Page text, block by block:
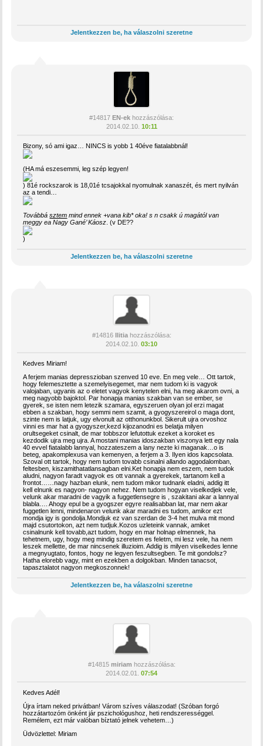
Jelentkezzen be, ha válaszolni szeretne
#14817 EN-ek hozzászólása:
2014.02.10. 10:11
Bizony, só ami igaz… NINCS is yobb 1 40éve fiatalabbnál!
(HA má eszesemmi, leg szép legyen!
) 81é rockszarok is 18,01é tcsajokkal nyomulnak xanaszét, és mert nyilván
az a tendi…
Továbbásztem mind ennek +vana kib* oka! s n csakk ú magától van
meggy ea Nagy Gané’ Káosz . (v DE??
)
Jelentkezzen be, ha válaszolni szeretne
#14816 Ilitiahozzászólása:
2014.02.10. 03:10
Kedves Miriam!
A ferjem manias depresszioban szenved 10 eve. En meg vele… Ott tartok,
hogy felemesztette a szemelyisegemet, mar nem tudom ki is vagyok
valojaban, ugyanis az o eletet vagyok kenytelen elni, ha meg akarom ovni, a
meg nagyobb bajoktol. Par honapja manias szakban van se ember, se
gyerek, se isten nem letezik szamara, egyszeruen olyan jol erzi magat
ebben a szakban, hogy semmi nem szamit, a gyogyszereirol o maga dont,
szinte nem is latjuk, ugy elvonult az otthonunkbol. Sikerult ujra orvoshoz
vinni es mar hat a gyogyszer,kezd kijozanodni es belatja milyen
orultsegeket csinalt, de mar tobbszor lefutottuk ezeket a koroket es
kezdodik ujra meg ujra. A mostani manias idoszakban viszonya lett egy nala
40 evvel fiatalabb lannyal, hozzateszem a lany nezte ki maganak…o is
beteg, apakomplexusa van kemenyen, a ferjem a 3. Ilyen idos kapcsolata.
Szoval ott tartok, hogy nem tudom tovabb csinalni allando aggodalomban,
feltesben, kiszamithatatlansagban elni.Ket honapja nem eszem, nem tudok
aludni, nagyon faradt vagyok es ott vannak a gyerekek, tartanom kell a
frontot……nagy hazban elunk, nem tudom mikor tudnank eladni, addig itt
kell elnunk es nagyon- nagyon nehez. Nem tudom hogyan viselkedjek vele,
velunk akar maradni de vagyik a fuggetlensegre is , szakitani akar a lannyal
blabla…. Ahogy epul be a gyogszer egyre realisabban lat, mar nem akar
fuggetlen lenni, mindenaron velunk akar maradni es tudom, amikor ezt
mondja igy is gondolja.Mondjuk ez van szerdan de 3-4 het mulva mit mond
majd csutortokon, azt nem tudjuk.Kozos uzleteink vannak, amiket
csinalnunk kell tovabb,azt tudom, hogy en mar holnap elmennek, ha
tehetnem, ugy, hogy meg mindig szeretem es feletm, mi lesz vele, ha nem
leszek mellette, de mar nincsenek illuzioim. Addig is milyen viselkedes lenne
a megnyugtato, fontos, hogy ne legyen feszultsegben. Te mit gondolsz?
Hatha elorebb vagy, mint en ezekben a dolgokban. Minden tanacsot,
tapasztalatot nagyon megkoszonnek!
Jelentkezzen be, ha válaszolni szeretne
#14815 miriam hozzászólása:
2014.02.01.
07:54
Kedves Adél!
Újra írtam neked privátban! Várom szíves válaszodat! (Szóban forgó
hozzátartozóm önként jár pszichológushoz, heti rendszerességgel.
Remélem, ezt már valóban bíztató jelnek vehetem…)
Üdvözlettel: Miriam